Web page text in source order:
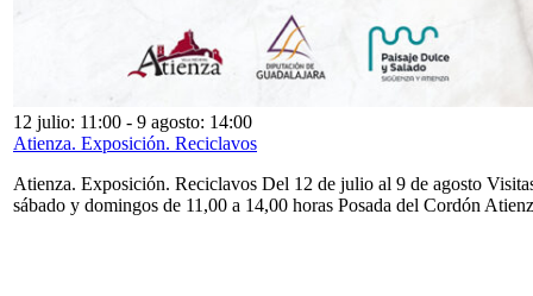
12 julio: 11:00 - 9 agosto: 14:00
Atienza. Exposición. Reciclavos
Atienza. Exposición. Reciclavos Del 12 de julio al 9 de agosto
sábado y domingos de 11,00 a 14,00 horas Posada del Cordón